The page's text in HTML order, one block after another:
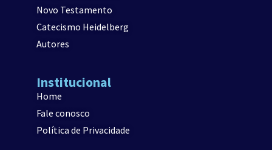
Novo Testamento
Catecismo Heidelberg
Autores
Institucional
Home
Fale conosco
Política de Privacidade